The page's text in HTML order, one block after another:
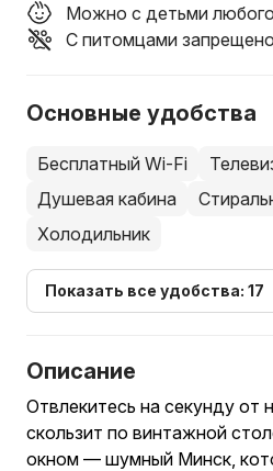
Можно с детьми
С питомцами запрещено
Основные удобства
Бесплатный Wi-Fi
Душевая кабина
Холодильник
Показать все удобства: 17
Описание
Отвлекитесь на секунду от
скользит по винтажной
окном — шумный Минск,